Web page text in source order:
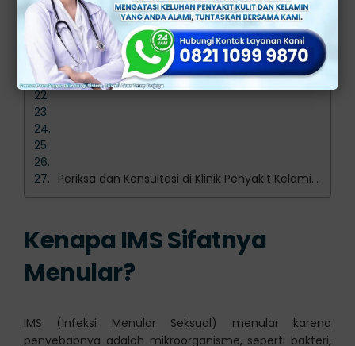
Periksa dan Konsultasi di Klinik Penyakit Kelamin Terbaik dan Terpercaya di Jakarta
Kenapa IMS Sifatnya
Menular?
IMS (Infeksi Menular Seksual) menular karena
penyebabnya adalah mikroorganisme, seperti bakteri,